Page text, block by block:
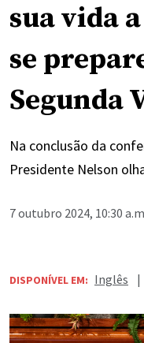
sua vida a
se
Segunda
Na conclusão da
Presidente Nelson
7 outubro 2024, 10:30
DISPONÍVEL EM: Inglês |